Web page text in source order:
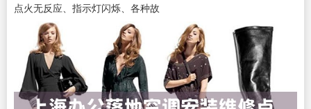
点火无反应、指示灯闪烁、各种故